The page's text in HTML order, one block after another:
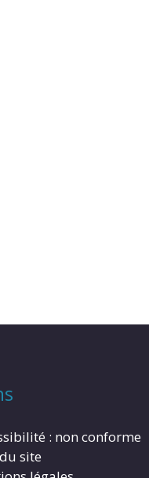
: non conforme
site